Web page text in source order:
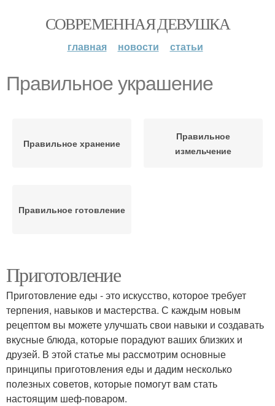
СОВРЕМЕННАЯ ДЕВУШКА
главная новости статьи
Правильное украшение
Правильное хранение
Правильное
измельчение
Правильное готовление
Приготовление
Приготовление еды - это искусство, которое требует
терпения, навыков и мастерства. С каждым новым
рецептом вы можете улучшать свои навыки и создавать
вкусные блюда, которые порадуют ваших близких и
друзей. В этой статье мы рассмотрим основные
принципы приготовления еды и дадим несколько
полезных советов, которые помогут вам стать
настоящим шеф-поваром.